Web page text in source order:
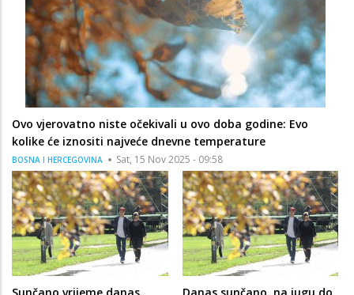
Ovo vjerovatno niste očekivali u ovo doba godine: Evo
kolike će iznositi najveće dnevne temperature
BOSNA I HERCEGOVINA Sat, 15 Nov 2025 - 09:58